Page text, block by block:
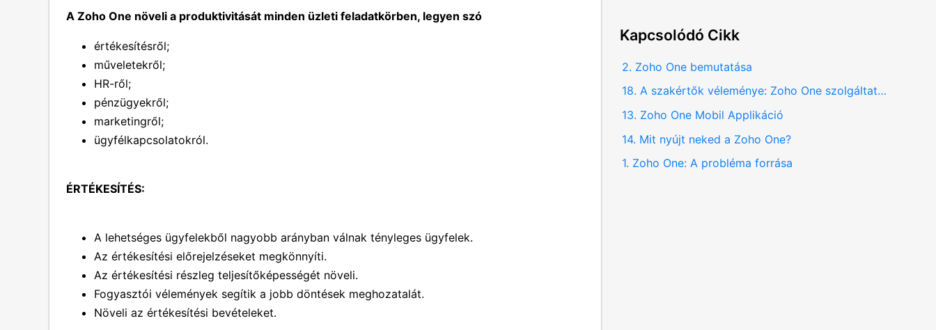
A Zoho One növeli a produktivitását minden üzleti feladatkörben, legyen szó
értékesítésről;
műveletekről;
HR-ről;
pénzügyekről;
marketingről;
ügyfélkapcsolatokról.
ÉRTÉKESÍTÉS:
A lehetséges ügyfelekből nagyobb arányban válnak tényleges ügyfelek.
Az értékesítési előrejelzéseket megkönnyíti.
Az értékesítési részleg teljesítőképességét növeli.
Fogyasztói vélemények segítik a jobb döntések meghozatalát.
Növeli az értékesítési bevételeket.
Kapcsolódó Cikk
2. Zoho One bemutatása
18. A szakértők véleménye: Zoho One szolgáltatásról
13. Zoho One Mobil Applikáció
14. Mit nyújt neked a Zoho One?
1. Zoho One: A probléma forrása